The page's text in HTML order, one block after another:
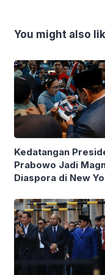
You might also
Kedatangan
Prabowo Jadi
Diaspora di New
Tangan